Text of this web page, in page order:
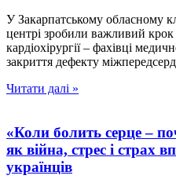
У Закарпатському обласному
центрі зробили важливий крок
кардіохірургії – фахівці
закриття дефекту
Читати далі »
«Коли болить серце –
як війна, стрес і страх
українців